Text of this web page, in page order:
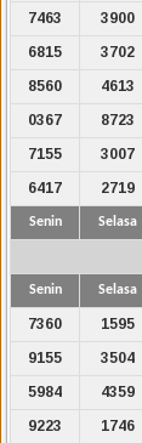
7463
3900
6815
3702
8560
4613
0367
8723
7155
3007
6417
2719
Senin Selasa
Senin Selasa
7360 1595
9155
3504
5984
4359
9223
1746